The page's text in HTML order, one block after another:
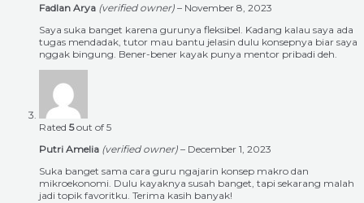
Fadlan Arya (verified owner) – November 8, 2023
Saya suka banget karena gurunya fleksibel. Kadang kalau saya ada
tugas mendadak, tutor mau bantu jelasin dulu konsepnya biar saya
nggak bingung. Bener-bener kayak punya mentor pribadi deh.
Rated 5out of 5
Putri Amelia (verified owner) – December 1, 2023
Suka banget sama cara guru ngajarin konsep makro dan
mikroekonomi. Dulu kayaknya susah banget, tapi sekarang malah
jadi topik favoritku. Terima kasih banyak!